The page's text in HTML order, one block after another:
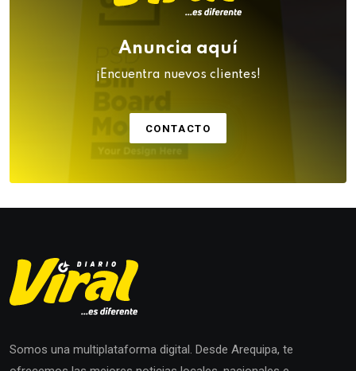
Anuncia aquí
¡Encuentra nuevos clientes!
CONTACTO
Somos una multiplataforma digital. Desde Arequipa, te